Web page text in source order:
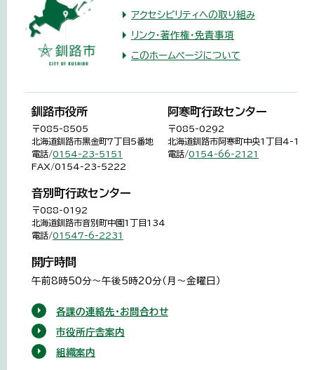
アクセシビリティへの取り組み
リンク・著作権・免責事項
このホームページについて
釧路市役所
〒085-8505
北海道釧路市黒金町7丁目5番地
電話/0154-23-5151
FAX/0154-23-5222
阿寒町行政センター
〒085-0292
北海道釧路市阿寒町中央1丁目4-1
電話/0154-66-2121
音別町行政センター
〒088-0192
北海道釧路市音別町中園1丁目134
電話/01547-6-2231
開庁時間
午前8時50分～午後5時20分（月～金曜日）
各課の連絡先・お問合わせ
市役所庁舎案内
組織案内